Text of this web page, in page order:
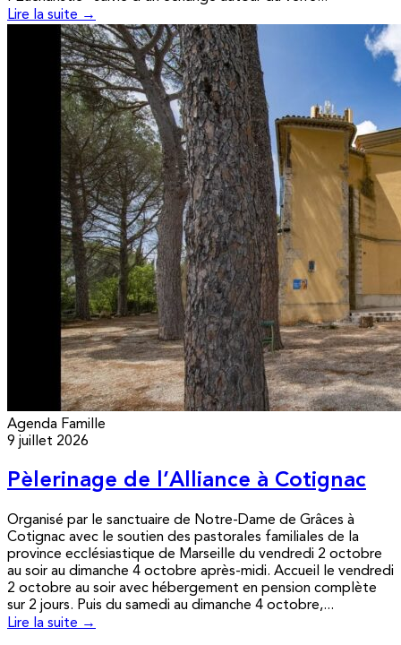
Lire la suite →
Agenda Famille
9 juillet 2026
Pèlerinage de l’Alliance à Cotignac
Organisé par le sanctuaire de Notre-Dame de Grâces à
Cotignac avec le soutien des pastorales familiales de la
province ecclésiastique de Marseille du vendredi 2 octobre
au soir au dimanche 4 octobre après-midi. Accueil le vendredi
2 octobre au soir avec hébergement en pension complète
sur 2 jours. Puis du samedi au dimanche 4 octobre,...
Lire la suite →